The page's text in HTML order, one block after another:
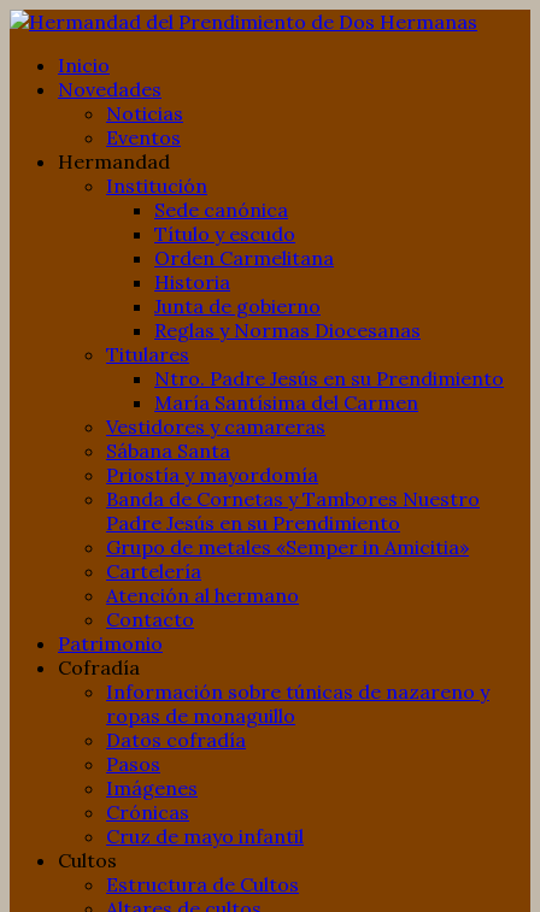
Inicio
Novedades
Noticias
Eventos
Hermandad
Institución
Sede canónica
Título y escudo
Orden Carmelitana
Historia
Junta de gobierno
Reglas y Normas Diocesanas
Titulares
Ntro. Padre Jesús en su Prendimiento
María Santísima del Carmen
Vestidores y camareras
Sábana Santa
Priostía y mayordomía
Banda de Cornetas y Tambores Nuestro
Padre Jesús en su Prendimiento
Grupo de metales «Semper in Amicitia»
Cartelería
Atención al hermano
Contacto
Patrimonio
Cofradía
Información sobre túnicas de nazareno y
ropas de monaguillo
Datos cofradía
Pasos
Imágenes
Crónicas
Cruz de mayo infantil
Cultos
Estructura de Cultos